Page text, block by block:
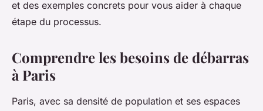
et des exemples concrets pour vous aider à chaque
étape du processus.
Comprendre les besoins de débarras
à Paris
Paris, avec sa densité de population et ses espaces